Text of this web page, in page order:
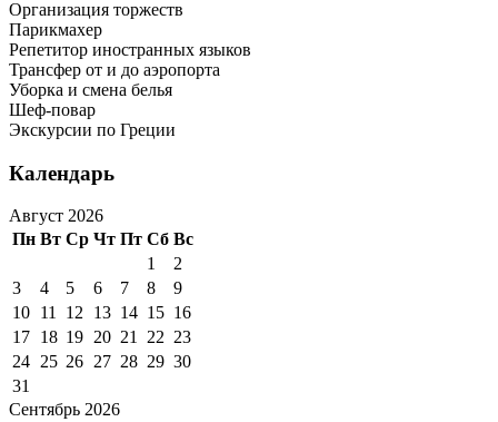
Организация торжеств
Парикмахер
Репетитор иностранных языков
Трансфер от и до аэропорта
Уборка и смена белья
Шеф-повар
Экскурсии по Греции
Календарь
Август 2026
Пн Вт Ср Чт Пт Сб Вс
1
2
3
4 5 6 7 8
9
10 11 12 13 14 15 16
17 18 19 20 21 22 23
24 25 26 27 28 29 30
31
Сентябрь 2026